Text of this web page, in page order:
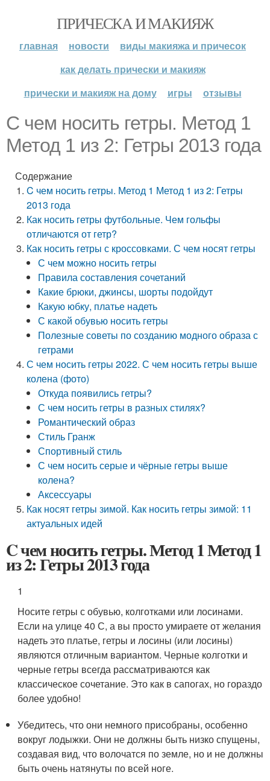
ПРИЧЕСКА И МАКИЯЖ
главная новости
виды макияжа и причесок
как делать прически и макияж
прически и макияж на дому
игры отзывы
C чем носить гетры. Метод 1
Метод 1 из 2: Гетры 2013 года
Содержание
C чем носить гетры. Метод 1 Метод 1 из 2: Гетры
2013 года
Как носить гетры футбольные. Чем гольфы
отличаются от гетр?
Как носить гетры с кроссовками. С чем носят гетры
С чем можно носить гетры
Правила составления сочетаний
Какие брюки, джинсы, шорты подойдут
Какую юбку, платье надеть
С какой обувью носить гетры
Полезные советы по созданию модного образа с
гетрами
С чем носить гетры 2022. С чем носить гетры выше
колена (фото)
Откуда появились гетры?
С чем носить гетры в разных стилях?
Романтический образ
Стиль Гранж
Спортивный стиль
С чем носить серые и чёрные гетры выше
колена?
Аксессуары
Как носят гетры зимой. Как носить гетры зимой: 11
актуальных идей
C чем носить гетры. Метод 1 Метод 1
из 2: Гетры 2013 года
1
Носите гетры с обувью, колготками или лосинами.
Если на улице 40 С, а вы просто умираете от желания
надеть это платье, гетры и лосины (или лосины)
являются отличным вариантом. Черные колготки и
черные гетры всегда рассматриваются как
классическое сочетание. Это как в сапогах, но гораздо
более удобно!
Убедитесь, что они немного присобраны, особенно
вокруг лодыжки. Они не должны быть низко спущены,
создавая вид, что волочатся по земле, но и не должны
быть очень натянуты по всей ноге.